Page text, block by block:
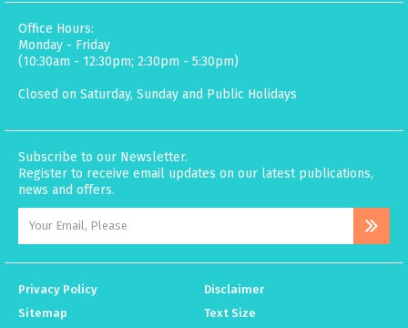
Office Hours:
Monday - Friday
(10:30am - 12:30pm; 2:30pm - 5:30pm)
Closed on Saturday, Sunday and Public Holidays
Subscribe to our Newsletter.
Register to receive email updates on our latest publications,
news and offers.
Privacy Policy
Disclaimer
Sitemap
Text Size